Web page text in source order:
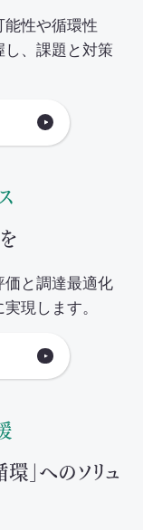
性や循環性
し、課題と対策
価と調達最適化
現します。
」へのソリュ